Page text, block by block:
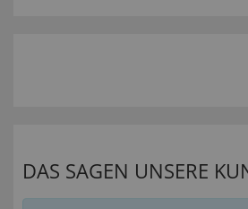
DAS SAGEN UNSERE